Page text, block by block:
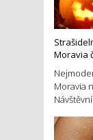
Moravia
Moravia